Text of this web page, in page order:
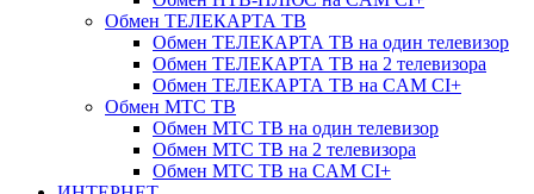
Обмен ТЕЛЕКАРТА ТВ
Обмен ТЕЛЕКАРТА ТВ на один телевизор
Обмен ТЕЛЕКАРТА ТВ на 2 телевизора
Обмен ТЕЛЕКАРТА ТВ на CAM CI+
Обмен МТС ТВ
Обмен МТС ТВ на один телевизор
Обмен МТС ТВ на 2 телевизора
Обмен МТС ТВ на CAM CI+